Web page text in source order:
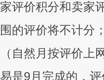
家评价积分和卖家
围的评价将不计分
（自然月按评价
易是9月完成的，